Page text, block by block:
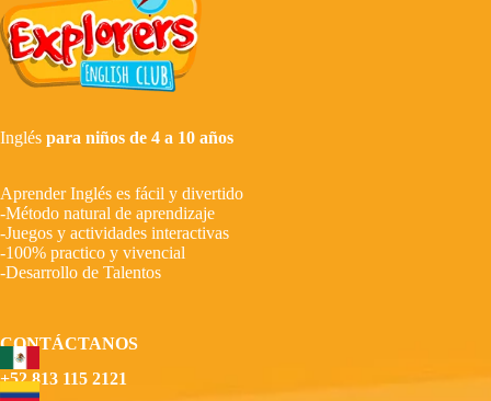
Inglés para niños de 4 a 10 años
Aprender Inglés es fácil y divertido
-Método natural de aprendizaje
-Juegos y actividades interactivas
-100% practico y vivencial
-Desarrollo de Talentos
CONTÁCTANOS
+52 813 115 2121